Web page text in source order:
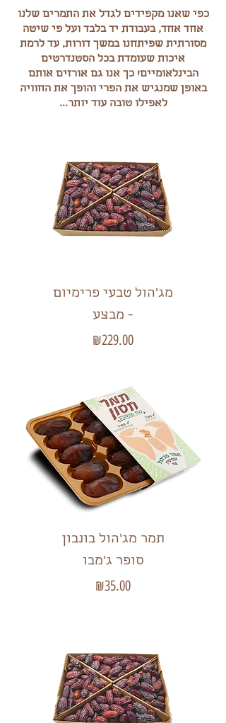
כפי שאנו מקפידים לגדל את התמרים שלנו
אחד אחד, בעבודת יד בלבד ועל פי שיטה
מסורתית שפיתחנו במשך דורות, עד לרמת
איכות שעומדת בכל הסטנדרטים
הבינלאומיים! כך אנו גם אורזים אותם
באופן שמנגיש את הפרי והופך את החוויה
לאפילו טובה עוד יותר...
מג'הול טבעי פרימיום
- מבצע
מחיר
₪229.00
תמר מג'הול בונבון
סופר ג'מבו
מחיר
₪35.00